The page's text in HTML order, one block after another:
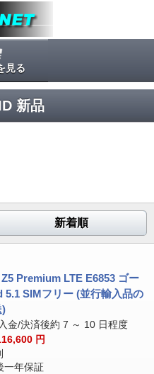
見る
新品
新着順
Premium LTE E6853 ゴー
5.1 SIMフリー (並行輸入品の
)
金/決済後約 7 ～ 10 日程度
円
年保証